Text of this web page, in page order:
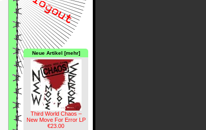
Neue Artikel [mehr]
Third World Chaos –
New Move For Error LP
€23.00